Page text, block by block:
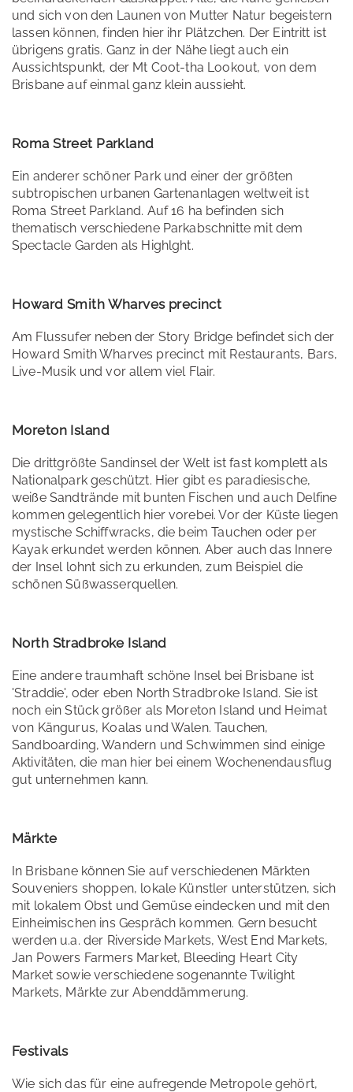
und sich von den Launen von Mutter Natur begeistern
lassen können, finden hier ihr Plätzchen. Der Eintritt ist
übrigens gratis. Ganz in der Nähe liegt auch ein
Aussichtspunkt, der Mt Coot-tha Lookout, von dem
Brisbane auf einmal ganz klein aussieht.
Roma Street Parkland
Ein anderer schöner Park und einer der größten
subtropischen urbanen Gartenanlagen weltweit ist
Roma Street Parkland. Auf 16 ha befinden sich
thematisch verschiedene Parkabschnitte mit dem
Spectacle Garden als Highlght.
Howard Smith Wharves precinct
Am Flussufer neben der Story Bridge befindet sich der
Howard Smith Wharves precinct mit Restaurants, Bars,
Live-Musik und vor allem viel Flair.
Moreton Island
Die drittgrößte Sandinsel der Welt ist fast komplett als
Nationalpark geschützt. Hier gibt es paradiesische,
weiße Sandtrände mit bunten Fischen und auch Delfine
kommen gelegentlich hier vorebei. Vor der Küste liegen
mystische Schiffwracks, die beim Tauchen oder per
Kayak erkundet werden können. Aber auch das Innere
der Insel lohnt sich zu erkunden, zum Beispiel die
schönen Süßwasserquellen.
North Stradbroke Island
Eine andere traumhaft schöne Insel bei Brisbane ist
'Straddie', oder eben North Stradbroke Island. Sie ist
noch ein Stück größer als Moreton Island und Heimat
von Kängurus, Koalas und Walen. Tauchen,
Sandboarding, Wandern und Schwimmen sind einige
Aktivitäten, die man hier bei einem Wochenendausflug
gut unternehmen kann.
Märkte
In Brisbane können Sie auf verschiedenen Märkten
Souveniers shoppen, lokale Künstler unterstützen, sich
mit lokalem Obst und Gemüse eindecken und mit den
Einheimischen ins Gespräch kommen. Gern besucht
werden u.a. der Riverside Markets, West End Markets,
Jan Powers Farmers Market, Bleeding Heart City
Market sowie verschiedene sogenannte Twilight
Markets, Märkte zur Abenddämmerung.
Festivals
Wie sich das für eine aufregende Metropole gehört,